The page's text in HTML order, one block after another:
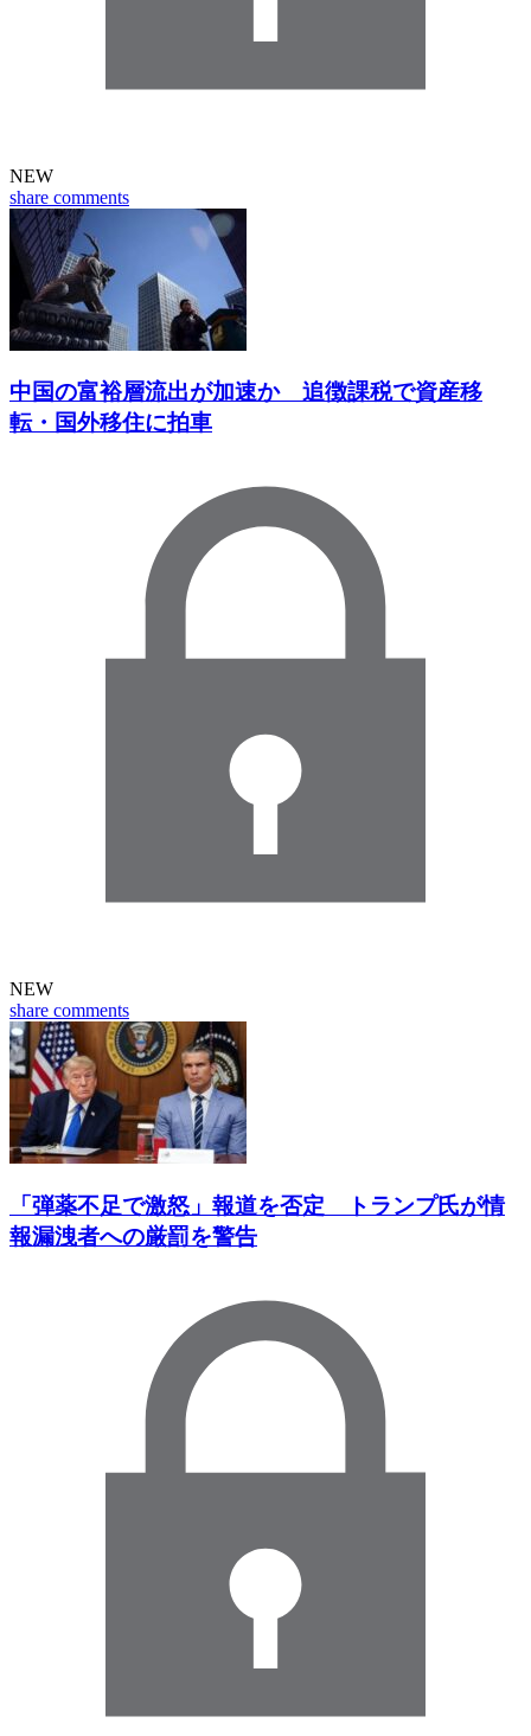
NEW
share comments
中国の富裕層流出が加速か 追徴課税で資産移
転・国外移住に拍車
NEW
share comments
「弾薬不足で激怒」報道を否定 トランプ氏が情
報漏洩者への厳罰を警告